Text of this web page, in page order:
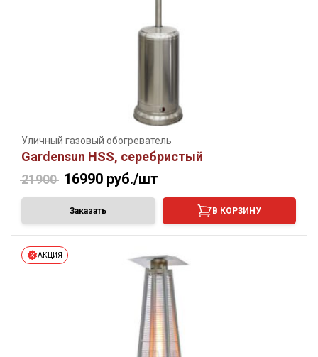
Уличный газовый обогреватель
Gardensun HSS, серебристый
21900 16990 руб./шт
Заказать В КОРЗИНУ
АКЦИЯ